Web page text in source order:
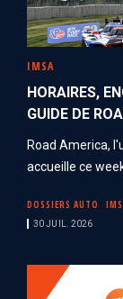
IMSA
HORAIRES,
GUIDE DE
Road America,
accueille ce
DOSSIERS AUTO
30 JUIL. 2026